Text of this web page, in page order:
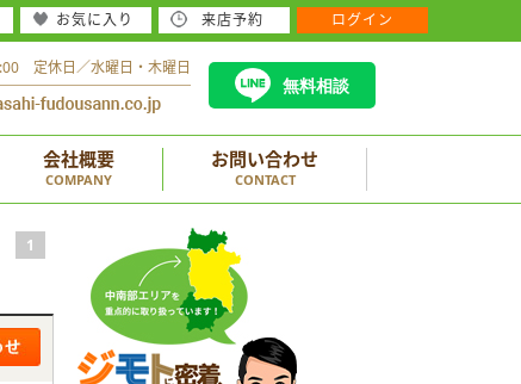
定休日／水曜日・木曜日
無料相談
会社概要
COMPANY
お問い合わせ
CONTACT
1
お気に入り 来店予約 ログイン